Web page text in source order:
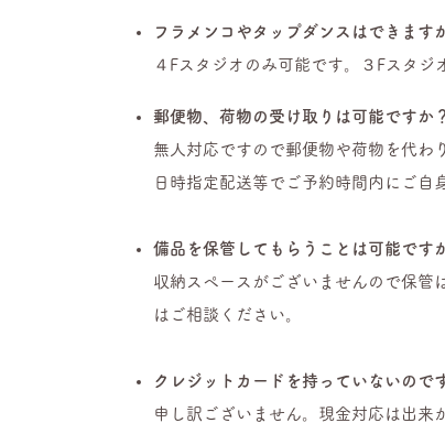
フラメンコやタップダンスはできます
４Fスタジオのみ可能です。３Fスタジ
郵便物、荷物の受け取りは可能ですか？
無人対応ですので郵便物や荷物を代わ
日時指定配送等でご予約時間内にご自
備品を保管してもらうことは可能です
収納スペースがございませんので保管
はご相談ください。
クレジットカードを持っていないので
申し訳ございません。現金対応は出来